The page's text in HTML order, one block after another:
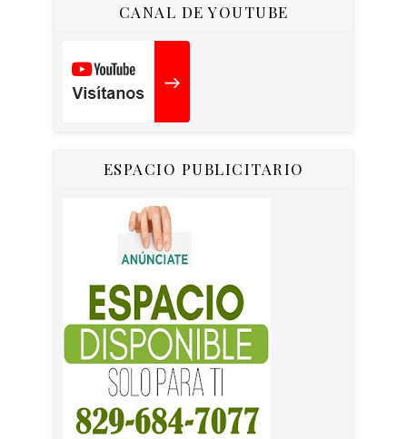
CANAL DE YOUTUBE
ESPACIO PUBLICITARIO